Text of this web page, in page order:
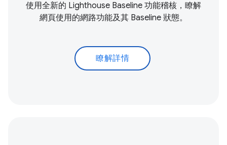
使用全新的 Lighthouse Baseline 功能稽核，瞭解
網頁使用的網路功能及其 Baseline 狀態。
瞭解詳情